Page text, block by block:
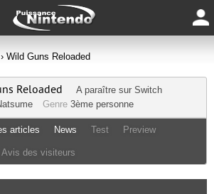
› Wild Guns Reloaded
Reloaded A paraître sur Switch
Genre 3ème personne
articles News Test Preview
Avis des visiteurs